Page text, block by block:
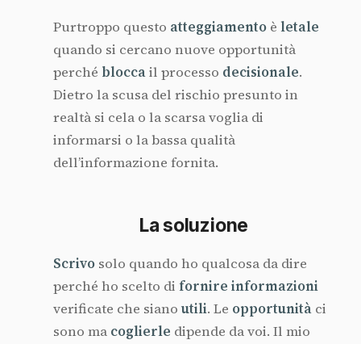
Purtroppo questo atteggiamento è letale
quando si cercano nuove opportunità
perché bloccail processo decisionale.
Dietro la scusa del rischio presunto in
realtà si cela o la scarsa voglia di
informarsi o la bassa qualità
dell’informazione fornita.
La soluzione
Scrivo solo quando ho qualcosa da dire
perché ho scelto di fornire informazioni
verificate che siano utili. Le opportunità ci
sono ma coglierle dipende da voi. Il mio